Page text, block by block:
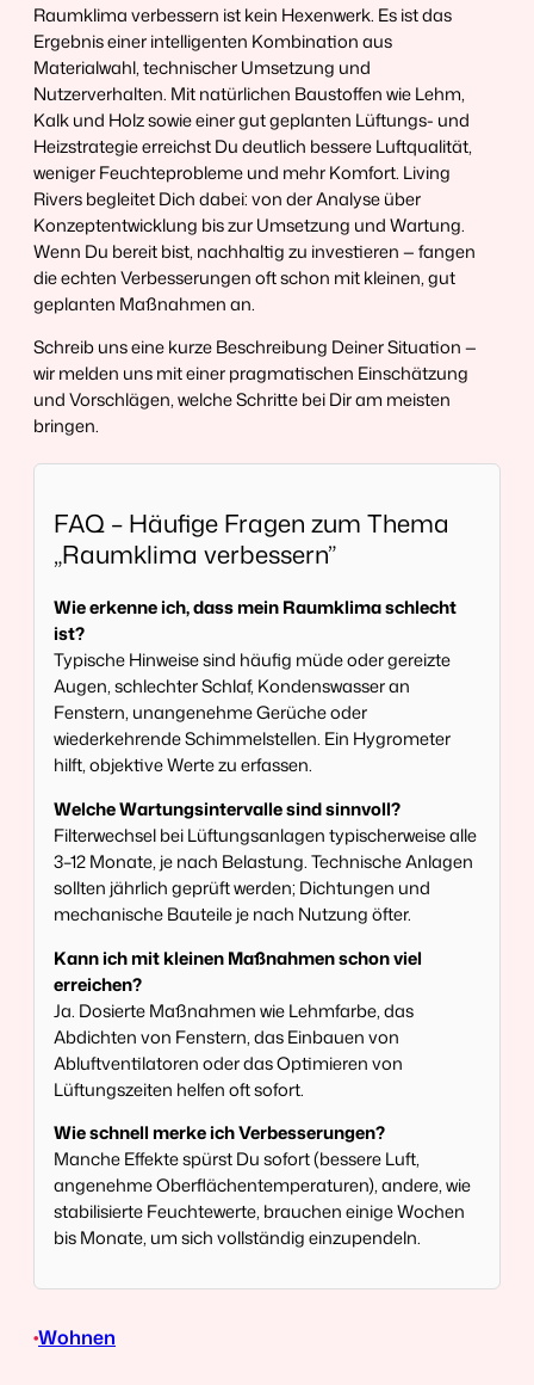
Raumklima verbessern ist kein Hexenwerk. Es ist das
Ergebnis einer intelligenten Kombination aus
Materialwahl, technischer Umsetzung und
Nutzerverhalten. Mit natürlichen Baustoffen wie Lehm,
Kalk und Holz sowie einer gut geplanten Lüftungs- und
Heizstrategie erreichst Du deutlich bessere Luftqualität,
weniger Feuchteprobleme und mehr Komfort. Living
Rivers begleitet Dich dabei: von der Analyse über
Konzeptentwicklung bis zur Umsetzung und Wartung.
Wenn Du bereit bist, nachhaltig zu investieren — fangen
die echten Verbesserungen oft schon mit kleinen, gut
geplanten Maßnahmen an.
Schreib uns eine kurze Beschreibung Deiner Situation —
wir melden uns mit einer pragmatischen Einschätzung
und Vorschlägen, welche Schritte bei Dir am meisten
bringen.
FAQ – Häufige Fragen zum Thema
„Raumklima verbessern”
Wie erkenne ich, dass mein Raumklima schlecht
ist?
Typische Hinweise sind häufig müde oder gereizte
Augen, schlechter Schlaf, Kondenswasser an
Fenstern, unangenehme Gerüche oder
wiederkehrende Schimmelstellen. Ein Hygrometer
hilft, objektive Werte zu erfassen.
Welche Wartungsintervalle sind sinnvoll?
Filterwechsel bei Lüftungsanlagen typischerweise alle
3–12 Monate, je nach Belastung. Technische Anlagen
sollten jährlich geprüft werden; Dichtungen und
mechanische Bauteile je nach Nutzung öfter.
Kann ich mit kleinen Maßnahmen schon viel
erreichen?
Ja. Dosierte Maßnahmen wie Lehmfarbe, das
Abdichten von Fenstern, das Einbauen von
Abluftventilatoren oder das Optimieren von
Lüftungszeiten helfen oft sofort.
Wie schnell merke ich Verbesserungen?
Manche Effekte spürst Du sofort (bessere Luft,
angenehme Oberflächentemperaturen), andere, wie
stabilisierte Feuchtewerte, brauchen einige Wochen
bis Monate, um sich vollständig einzupendeln.
•Wohnen